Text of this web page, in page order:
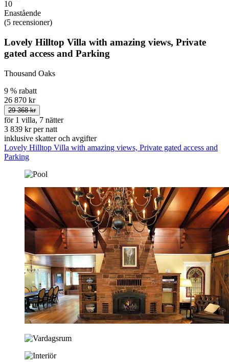
10
Enastående
(5 recensioner)
Lovely Hilltop Villa with amazing views, Private
gated access and Parking
Thousand Oaks
9 % rabatt
26 870 kr
29 368 kr
för 1 villa, 7 nätter
3 839 kr per natt
inklusive skatter och avgifter
Lovely Hilltop Villa with amazing views, Private gated access and
Parking